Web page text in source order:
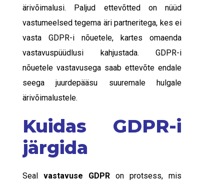
ärivõimalusi. Paljud ettevõtted on nüüd
vastumeelsed tegema äri partneritega, kes ei
vasta GDPR-i nõuetele, kartes omaenda
vastavuspüüdlusi kahjustada. GDPR-i
nõuetele vastavusega saab ettevõte endale
seega juurdepääsu suuremale hulgale
ärivõimalustele.
Kuidas GDPR-i
järgida
Seal vastavuse GDPR on protsess, mis